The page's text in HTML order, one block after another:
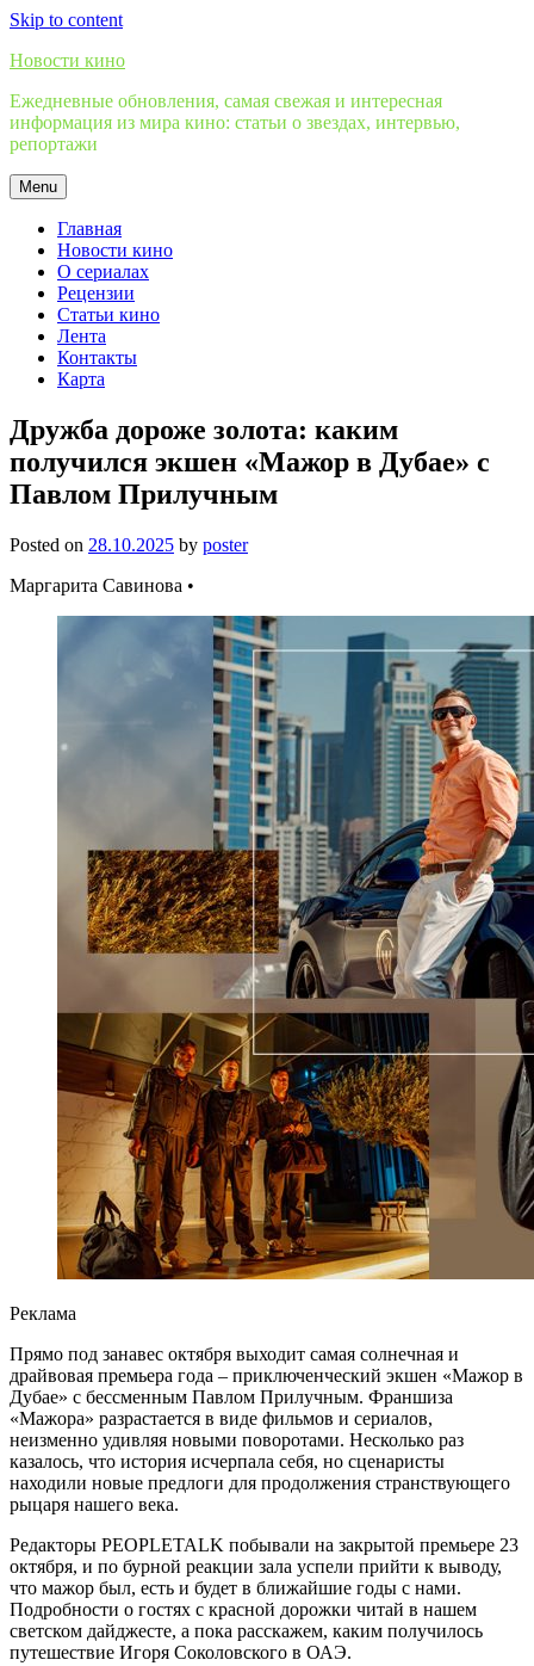
Skip to content
Новости кино
Ежедневные обновления, самая свежая и интересная
информация из мира кино: статьи о звездах, интервью,
репортажи
Menu
Главная
Новости кино
О сериалах
Рецензии
Статьи кино
Лента
Контакты
Карта
Дружба дороже золота: каким
получился экшен «Мажор в Дубае» с
Павлом Прилучным
Posted on 28.10.2025 by poster
Маргарита Савинова •
Реклама
Прямо под занавес октября выходит самая солнечная и
драйвовая премьера года – приключенческий экшен «Мажор в
Дубае» с бессменным Павлом Прилучным. Франшиза
«Мажора» разрастается в виде фильмов и сериалов,
неизменно удивляя новыми поворотами. Несколько раз
казалось, что история исчерпала себя, но сценаристы
находили новые предлоги для продолжения странствующего
рыцаря нашего века.
Редакторы PEOPLETALK побывали на закрытой премьере 23
октября, и по бурной реакции зала успели прийти к выводу,
что мажор был, есть и будет в ближайшие годы с нами.
Подробности о гостях с красной дорожки читай в нашем
светском дайджесте, а пока расскажем, каким получилось
путешествие Игоря Соколовского в ОАЭ.